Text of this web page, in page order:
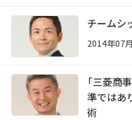
チームシ
2014年07
「三菱商
準ではあ
術